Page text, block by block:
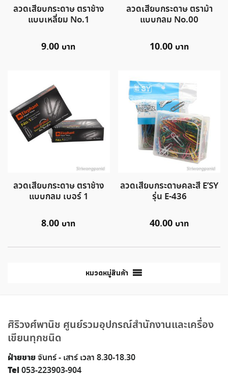
ลวดเสียบกระดาษ ตราช้าง
แบบเหลี่ยม No.1
9.00
ลวดเสียบกระดาษ ตราม้า
แบบกลม No.00
10.00
ลวดเสียบกระดาษ ตราช้าง
แบบกลม เบอร์ 1
8.00
ลวดเสียบกระดาษคละสี E’SY
รุ่น E-436
40.00
หมวดหมู่สินค้า
ศิริวงศ์พานิช ศูนย์รวมอุปกรณ์สำนักงานและเครื่อง
เขียนทุกชนิด
ฝ่ายขายจันทร์ - เสาร์ เวลา 8.30-18.30
Tel053-223903-904